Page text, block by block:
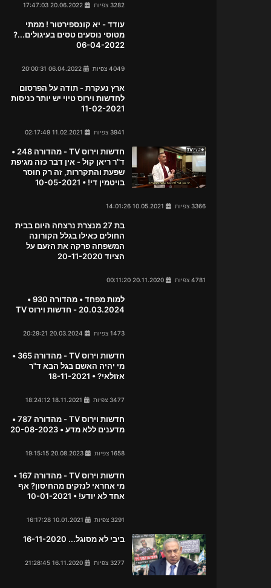
3282 צפיות
עודד - יא קונספירטור ! ממתי
מטוסי נוסעים טסים בעיגולים...?
06-04-2022
4049 צפיות
ארץ נעקרת - תודה על הפרסום
לחדשות וירוס טיוי יש יותר כניסות
11-02-2021
3941 צפיות
חדשות וירוס TV - מהדורה 248 •
ד"ר ריאן קול - אין דבר כזה מגיפת
שפעת והתקררות, זה רק חוסר
בויטמין די! • 10-05-2021
3366 צפיות
בת 27 מנצרת נרצחה היום בבית
החולים כאילו בגלל הקורונה
המשפחה פרקה את הזעם על
הציוד 20-11-2020
4781 צפיות
למות מפחד • מהדורה 930 •
20.03.2024 - חדשות וירוס TV
1473 צפיות
חדשות וירוס TV - מהדורה 365 •
מי יהיה האשם בגל הבא ד"ר
אזולאי? • 18-11-2021
3477 צפיות
חדשות וירוס TV - מהדורה 787 •
מדענים ללא מדע • 20-08-2023
1658 צפיות
חדשות וירוס TV - מהדורה 167 •
מי אחראי לנזקים מהחיסון? אף
אחד לא יודע! • 10-01-2021
3291 צפיות
ביבי לא מסוגל... 16-11-2020
3277 צפיות